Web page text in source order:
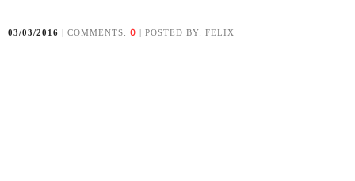
03/03/2016 | COMMENTS: 0 | POSTED BY: FELIX